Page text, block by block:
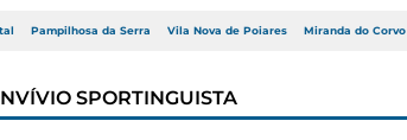
Pampilhosa da Serra Vila Nova de Poiares Miranda do Corvo
SPORTINGUISTA